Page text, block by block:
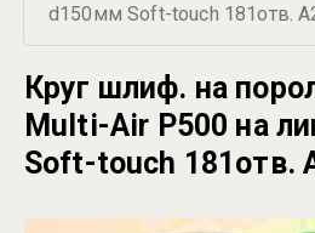
d150мм Soft-touch 181отв.
Круг шлиф. на
Multi-Air Р500 на
Soft-touch 181отв.